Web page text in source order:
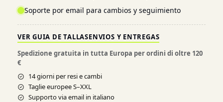
Soporte por email para cambios y seguimiento
VER GUIA DE TALLASENVIOS Y ENTREGAS
Spedizione gratuita in tutta Europa per ordini di oltre 120
€
14 giorni per resi e cambi
Taglie europee S–XXL
Supporto via email in italiano